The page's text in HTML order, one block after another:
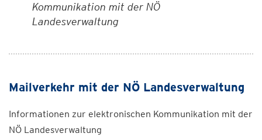
Kommunikation mit der NÖ
Landesverwaltung
Mailverkehr mit der NÖ Landesverwaltung
Informationen zur elektronischen Kommunikation mit der
NÖ Landesverwaltung